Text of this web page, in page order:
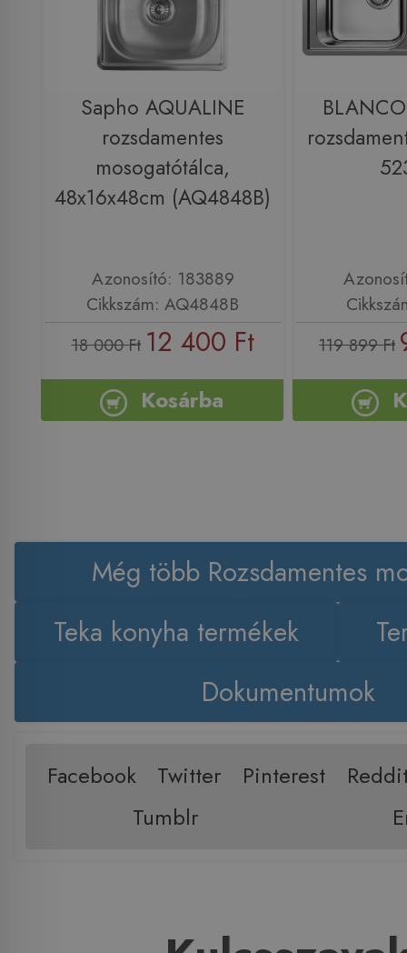
Sapho AQUALINE
rozsdamentes
mosogatótálca,
48x16x48cm (AQ4848B)
Azonosító: 183889
Cikkszám: AQ4848B
18 000 Ft 12 400 Ft
Kosárba
119 899 Ft
Még több Rozsdamentes
Teka konyha termékek
Dokumentumok
Facebook Twitter Pinterest
Tumblr